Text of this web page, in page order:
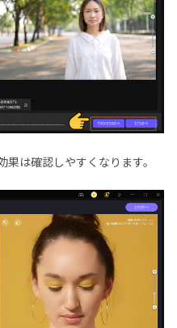
は確認しやすくなります。